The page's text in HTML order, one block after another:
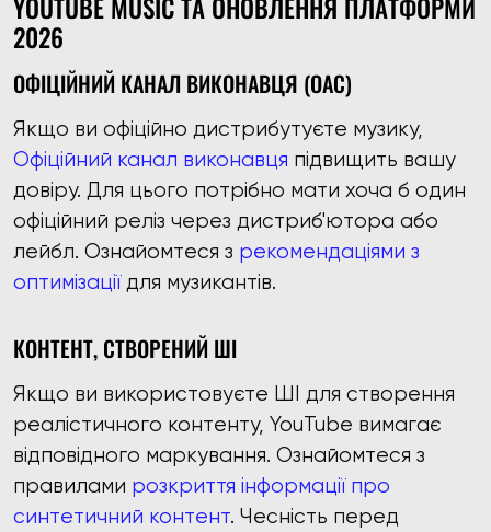
2026
ОФІЦІЙНИЙ КАНАЛ ВИКОНАВЦЯ (OAC)
Якщо ви офіційно дистрибутуєте музику,
Офіційний канал виконавця підвищить вашу
довіру. Для цього потрібно мати хоча б один
офіційний реліз через дистриб'ютора або
лейбл. Ознайомтеся з рекомендаціями з
оптимізаціїдля музикантів.
КОНТЕНТ, СТВОРЕНИЙ ШІ
Якщо ви використовуєте ШІ для створення
реалістичного контенту, YouTube вимагає
відповідного маркування. Ознайомтеся з
правилами розкриття інформації про
синтетичний контент. Чесність перед